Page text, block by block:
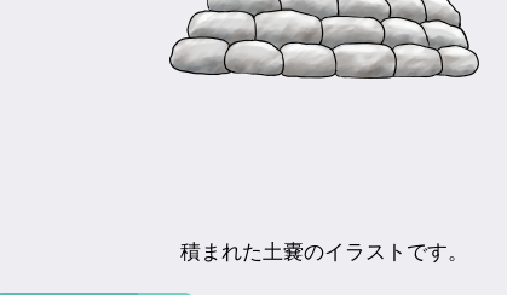
積まれた土嚢のイラストです。